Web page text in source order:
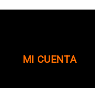
MI CUENTA